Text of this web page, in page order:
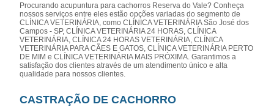
Procurando acupuntura para cachorros Reserva do Vale? Conheça
nossos serviços entre eles estão opções variadas do segmento de
CLÍNICA VETERINÁRIA, como CLÍNICA VETERINÁRIA São José dos
Campos - SP, CLÍNICA VETERINÁRIA 24 HORAS, CLÍNICA
VETERINÁRIA, CLÍNICA 24 HORAS VETERINÁRIA, CLÍNICA
VETERINÁRIA PARA CÃES E GATOS, CLÍNICA VETERINÁRIA PERTO
DE MIM e CLÍNICA VETERINÁRIA MAIS PRÓXIMA. Garantimos a
satisfação dos clientes através de um atendimento único e alta
qualidade para nossos clientes.
CASTRAÇÃO DE CACHORRO